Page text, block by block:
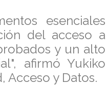
esenciales
del acceso a
y un alto
afirmó Yukiko
Acceso y Datos.